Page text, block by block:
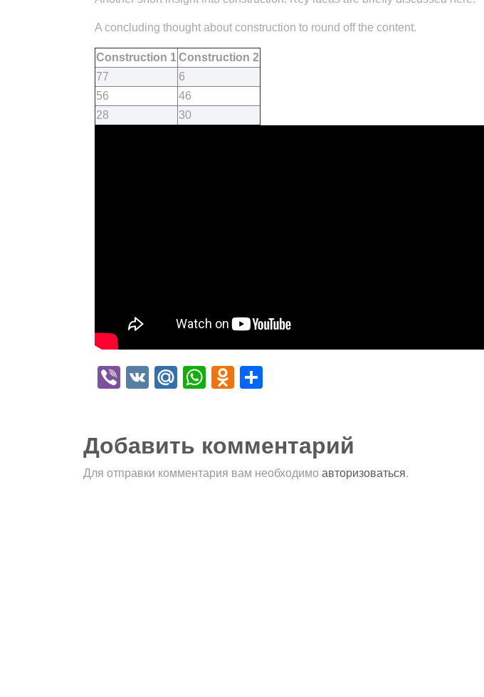
A concluding thought about construction to round off the content.
Construction 1Construction 2
77
6
56
46
28
30
Viber
VK Mail.Ru
WhatsApp
Odnoklassniki
Добавить комментарий
Для отправки комментария вам необходимо авторизоваться.